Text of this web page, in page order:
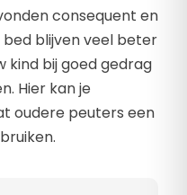
consequent en
blijven veel beter
kind bij goed gedrag
Hier kan je
oudere peuters een